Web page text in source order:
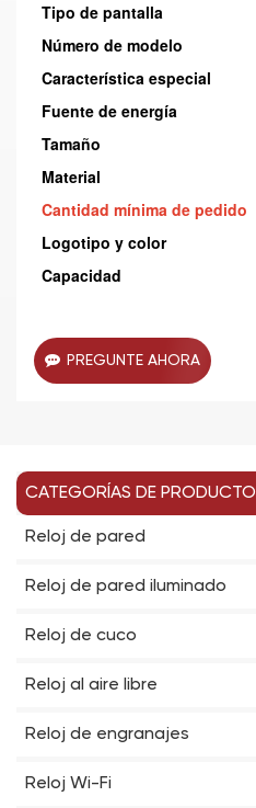
Tipo de pantalla
Número de modelo
Característica especial
Fuente de energía
Tamaño
Material
Cantidad mínima de pedido
Logotipo y color
Capacidad
PREGUNTE AHORA
CATEGORÍAS DE PRODUCTO
Reloj de pared
Reloj de pared iluminado
Reloj de cuco
Reloj al aire libre
Reloj de engranajes
Reloj Wi-Fi